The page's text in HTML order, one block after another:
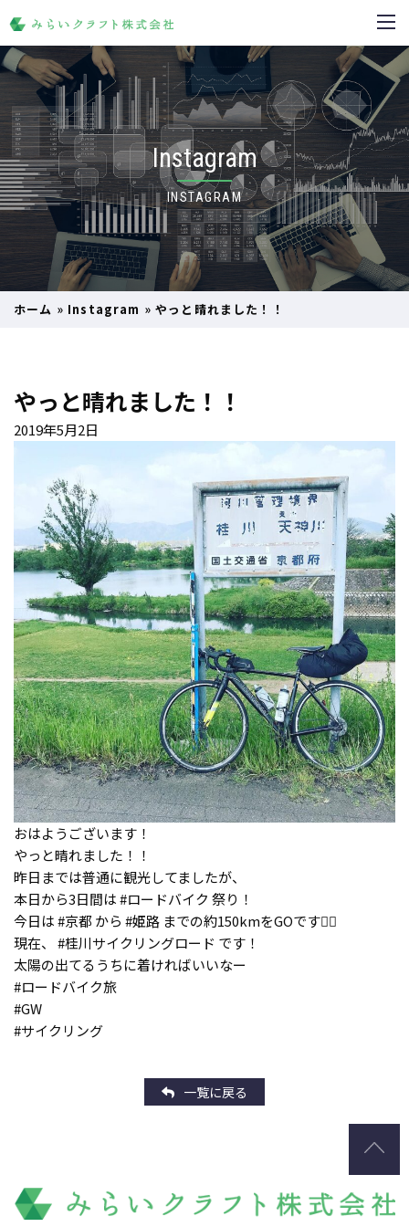
Instagram
INSTAGRAM
ホーム » Instagram »やっと晴れました！！
やっと晴れました！！
2019年5月2日
おはようございます！
やっと晴れました！！
昨日までは普通に観光してましたが、
本日から3日間は #ロードバイク 祭り！
今日は #京都 から #姫路 までの約150kmをGOです🚴‍♀️
現在、 #桂川サイクリングロード です！
太陽の出てるうちに着ければいいなー
#ロードバイク旅
#GW
#サイクリング
一覧に戻る